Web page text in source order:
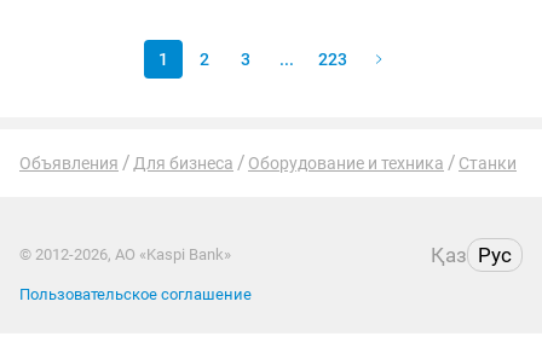
1 2 3 ... 223
Объявления Для бизнеса Оборудование и техника Станки
© 2012-2026, АО «Kaspi Bank» Қаз Рус
Пользовательское соглашение